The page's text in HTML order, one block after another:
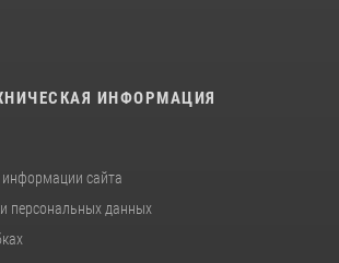
ИНФОРМАЦИЯ
сайта
персональных данных